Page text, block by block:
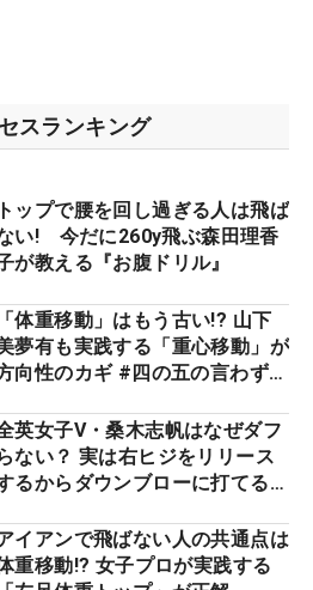
スランキング
トップで腰を回し過ぎる人は飛ば
い! 今だに260y飛ぶ森田理香
が教える『お腹ドリル』
「体重移動」はもう古い!? 山下
夢有も実践する「重心移動」が
向性のカギ #四の五の言わず振
英女子V・桑木志帆はなぜダフ
ない？ 実は右ヒジをリリース
るからダウンブローに打てる #
イアンで飛ばない人の共通点は
重移動!? 女子プロが実践する